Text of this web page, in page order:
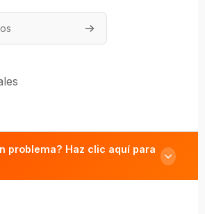
Buscar cursos
problema? Haz clic aquí para
un problema